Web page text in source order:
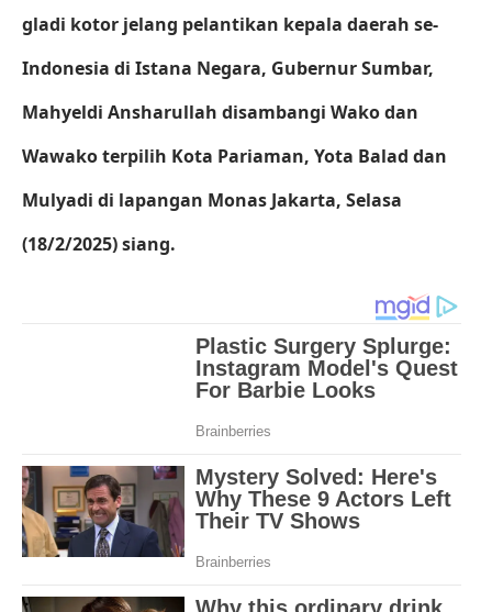
gladi kotor jelang pelantikan kepala daerah se-
Indonesia di Istana Negara, Gubernur Sumbar,
Mahyeldi Ansharullah disambangi Wako dan
Wawako terpilih Kota Pariaman, Yota Balad dan
Mulyadi di lapangan Monas Jakarta, Selasa
(18/2/2025) siang.